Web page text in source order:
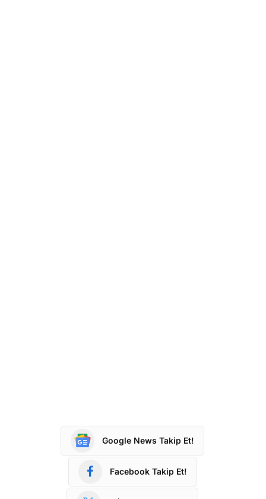
Google News Takip Et!
Facebook Takip Et!